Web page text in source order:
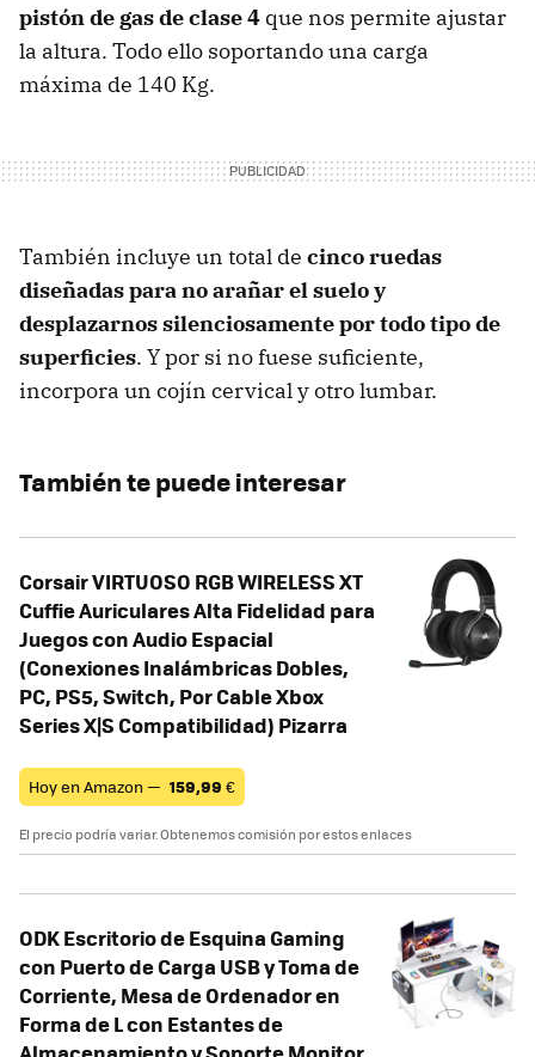
pistón de gas de clase 4 que nos permite ajustar
la altura. Todo ello soportando una carga
máxima de 140 Kg.
También incluye un total de cinco ruedas
diseñadas para no arañar el suelo y
desplazarnos silenciosamente por todo tipo de
superficies. Y por si no fuese suficiente,
incorpora un cojín cervical y otro lumbar.
También te puede interesar
Corsair VIRTUOSO RGB WIRELESS XT
Cuffie Auriculares Alta Fidelidad para
Juegos con Audio Espacial
(Conexiones Inalámbricas Dobles,
PC, PS5, Switch, Por Cable Xbox
Series X|S Compatibilidad) Pizarra
Hoy en Amazon — 159,99 €
El precio podría variar. Obtenemos comisión por estos enlaces
ODK Escritorio de Esquina Gaming
con Puerto de Carga USB y Toma de
Corriente, Mesa de Ordenador en
Forma de L con Estantes de